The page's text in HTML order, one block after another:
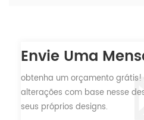
Envie Uma
obtenha um orçamento
alterações com base nesse
seus próprios designs.